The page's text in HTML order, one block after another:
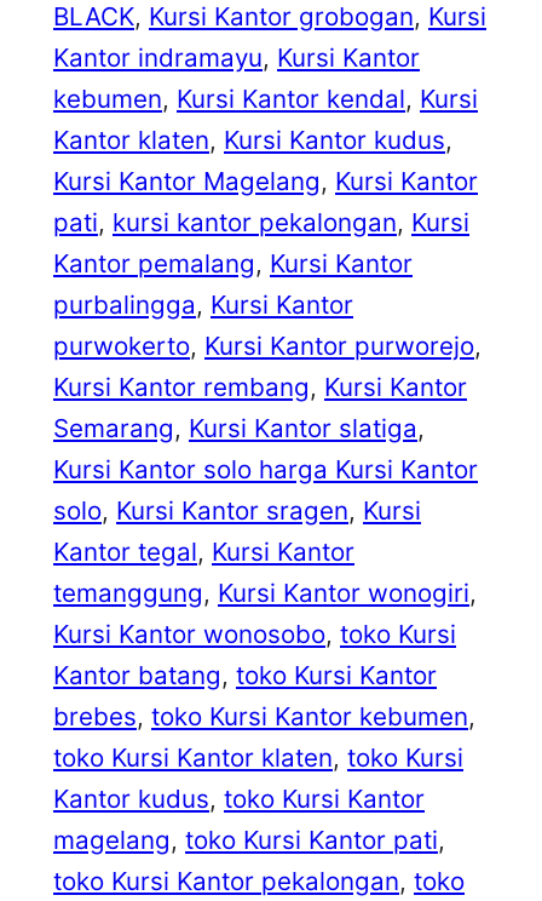
BLACK, Kursi Kantor grobogan, Kursi
Kantor indramayu, Kursi Kantor
kebumen, Kursi Kantor kendal, Kursi
Kantor klaten, Kursi Kantor kudus
Kursi Kantor Magelang, Kursi Kantor
pati, kursi kantor pekalongan, Kursi
Kantor pemalang, Kursi Kantor
purbalingga, Kursi Kantor
purwokerto, Kursi Kantor purworejo
Kursi Kantor rembang, Kursi Kantor
Semarang, Kursi Kantor slatiga
Kursi Kantor solo harga Kursi Kantor
solo, Kursi Kantor sragen, Kursi
Kantor tegal, Kursi Kantor
temanggung, Kursi Kantor wonogiri
Kursi Kantor wonosobo, toko Kursi
Kantor batang, toko Kursi Kantor
brebes, toko Kursi Kantor kebumen
toko Kursi Kantor klaten, toko Kursi
Kantor kudus, toko Kursi Kantor
magelang, toko Kursi Kantor pati
toko Kursi Kantor pekalongan, toko